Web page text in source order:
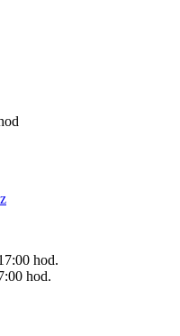
hod.
hod.